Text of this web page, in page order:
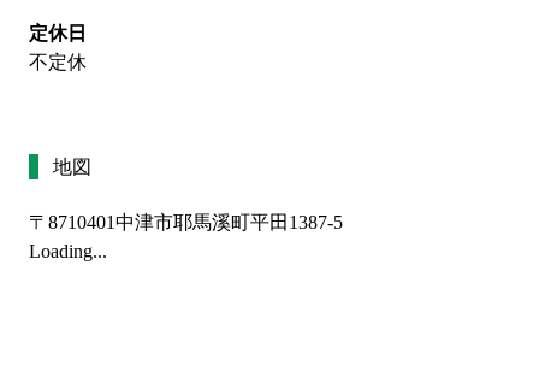
定休日
不定休
地図
〒8710401中津市耶馬溪町平田1387-5
Loading...